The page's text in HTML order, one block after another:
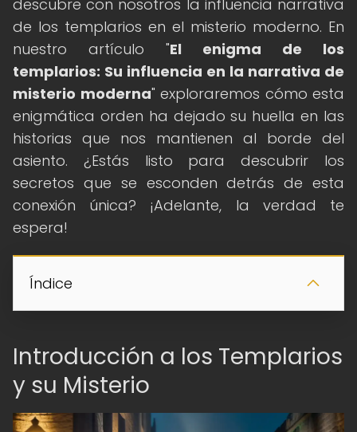
descubre con nosotros la influencia narrativa
de los templarios en el misterio moderno. En
nuestro artículo "El enigma de los
templarios: Su influencia en la narrativa de
misterio moderna" exploraremos cómo esta
enigmática orden ha dejado su huella en las
historias que nos mantienen al borde del
asiento. ¿Estás listo para descubrir los
secretos que se esconden detrás de esta
conexión única? ¡Adelante, la verdad te
espera!
Índice
Introducción a los Templarios
y su Misterio